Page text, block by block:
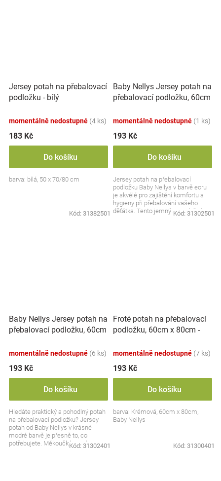
Jersey potah na přebalovací
podložku - bílý
momentálně nedostupné (4 ks)
183 Kč
Do košíku
barva: bílá, 50 x 70/80 cm
Kód: 31382501
Baby Nellys Jersey potah na
přebalovací podložku, 60cm
momentálně nedostupné (1 ks)
193 Kč
Do košíku
Jersey potah na přebalovací
podložku Baby Nellys v barvě ecru
je skvélé pro zajištění komfortu a
hygieny při přebalování vašeho
děťátka. Tento jemný a prodyšný
Kód: 31302501
Baby Nellys Jersey potah na
přebalovací podložku, 60cm
momentálně nedostupné (6 ks)
193 Kč
Do košíku
Hledáte praktický a pohodlný potah
na přebalovací podložku? Jersey
potah od Baby Nellys v krásné
modré barvě je přesně to, co
potřebujete. Měkoučký, snadno
Kód: 31302401
Froté potah na přebalovací
podložku, 60cm x 80cm -
momentálně nedostupné (7 ks)
193 Kč
Do košíku
barva: Krémová, 60cm x 80cm,
Baby Nellys
Kód: 31300401